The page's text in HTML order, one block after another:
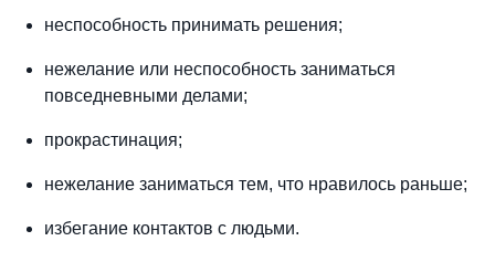
неспособность принимать решения;
нежелание или неспособность заниматься
повседневными делами;
прокрастинация;
нежелание заниматься тем, что нравилось раньше;
избегание контактов с людьми.